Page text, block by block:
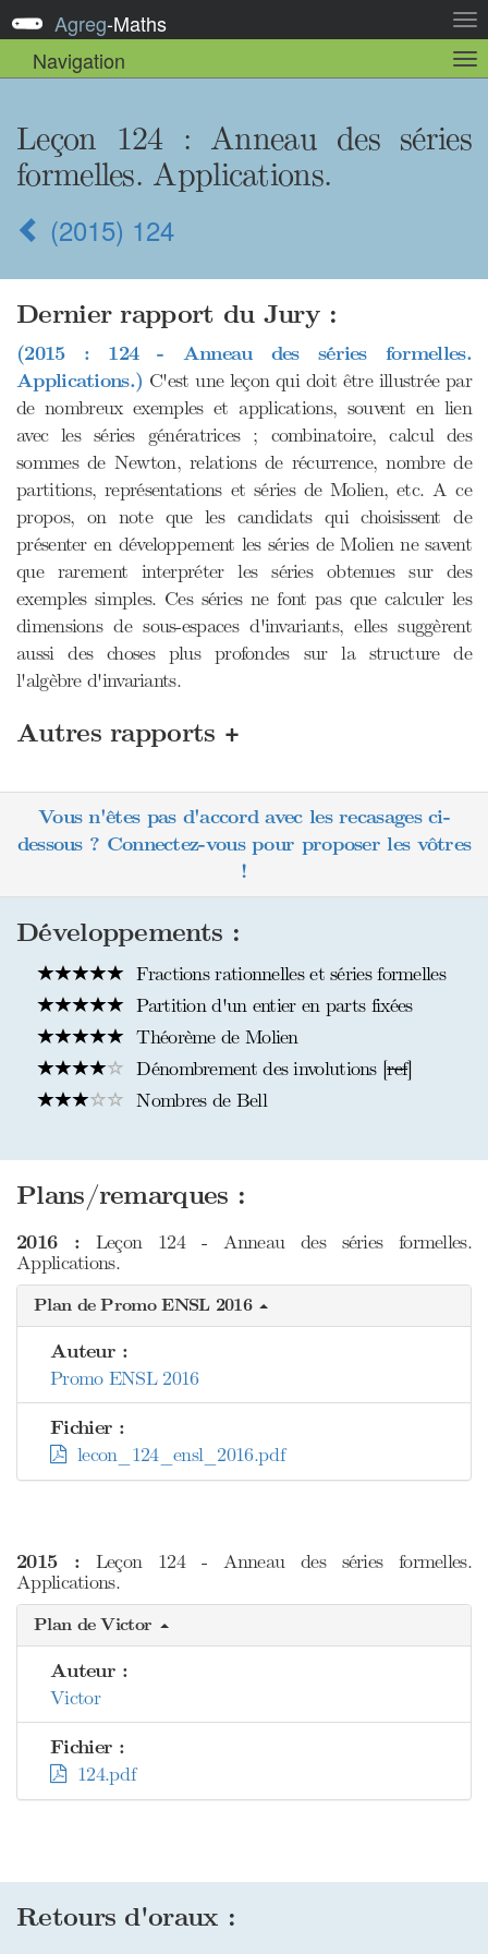
la
Agreg-Maths
Navigation
la
Leçon 124 : Anneau des séries
formelles. Applications.
(2015) 124
Dernier rapport du Jury :
(2015 : 124 - Anneau des séries formelles.
Applications.) C'est une leçon qui doit être illustrée par
de nombreux exemples et applications, souvent en lien
avec les séries génératrices ; combinatoire, calcul des
sommes de Newton, relations de récurrence, nombre de
partitions, représentations et séries de Molien, etc. A ce
propos, on note que les candidats qui choisissent de
présenter en développement les séries de Molien ne savent
que rarement interpréter les séries obtenues sur des
exemples simples. Ces séries ne font pas que calculer les
dimensions de sous-espaces d'invariants, elles suggèrent
aussi des choses plus profondes sur la structure de
l'algèbre d'invariants.
Autres rapports +
Vous n'êtes pas d'accord avec les recasages ci-
dessous ? Connectez-vous pour proposer les vôtres
!
Développements :
Fractions rationnelles et séries formelles
Partition d'un entier en parts fixées
Théorème de Molien
Dénombrement des involutions [ref]
Nombres de Bell
Plans/remarques :
2016 : Leçon 124 - Anneau des séries formelles.
Applications.
Plan de Promo ENSL 2016
Auteur :
Promo ENSL 2016
Fichier :
lecon_124_ensl_2016.pdf
2015 : Leçon 124 - Anneau des séries formelles.
Applications.
Plan de Victor
Auteur :
Victor
Fichier :
124.pdf
Retours d'oraux :